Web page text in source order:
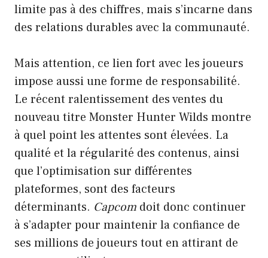
limite pas à des chiffres, mais s’incarne dans
des relations durables avec la communauté.
Mais attention, ce lien fort avec les joueurs
impose aussi une forme de responsabilité.
Le récent ralentissement des ventes du
nouveau titre Monster Hunter Wilds montre
à quel point les attentes sont élevées. La
qualité et la régularité des contenus, ainsi
que l’optimisation sur différentes
plateformes, sont des facteurs
déterminants. Capcom doit donc continuer
à s’adapter pour maintenir la confiance de
ses millions de joueurs tout en attirant de